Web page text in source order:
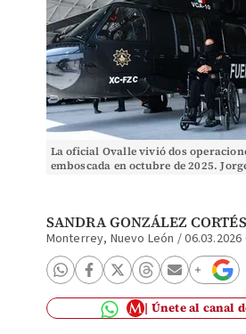
La oficial Ovalle vivió dos
emboscada en octubre de 2025.
SANDRA GONZÁLEZ CORTÉS
Monterrey, Nuevo León /06.03.2026
Únete al canal